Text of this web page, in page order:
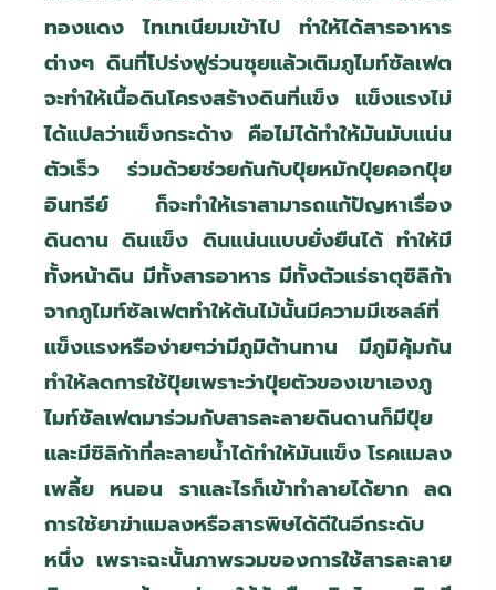
ทองแดง ไทเทเนียมเข้าไป ทำให้ได้สารอาหาร
ต่างๆ ดินที่โปร่งฟูร่วนซุยแล้วเติมภูไมท์ซัลเฟต
จะทำให้เนื้อดินโครงสร้างดินที่แข็ง แข็งแรงไม่
ได้แปลว่าแข็งกระด้าง คือไม่ได้ทำให้มันมับแน่น
ตัวเร็ว ร่วมด้วยช่วยกันกับปุ๋ยหมักปุ๋ยคอกปุ๋ย
อินทรีย์ ก็จะทำให้เราสามารถแก้ปัญหาเรื่อง
ดินดาน ดินแข็ง ดินแน่นแบบยั่งยืนได้ ทำให้มี
ทั้งหน้าดิน มีทั้งสารอาหาร มีทั้งตัวแร่ธาตุซิลิก้า
จากภูไมท์ซัลเฟตทำให้ต้นไม้นั้นมีความมีเซลล์ที่
แข็งแรงหรือง่ายๆว่ามีภูมิต้านทาน มีภูมิคุ้มกัน
ทำให้ลดการใช้ปุ๋ยเพราะว่าปุ๋ยตัวของเขาเองภู
ไมท์ซัลเฟตมาร่วมกับสารละลายดินดานก็มีปุ๋ย
และมีซิลิก้าที่ละลายน้ำได้ทำให้มันแข็ง โรคแมลง
เพลี้ย หนอน ราและไรก็เข้าทำลายได้ยาก ลด
การใช้ยาฆ่าแมลงหรือสารพิษได้ดีในอีกระดับ
หนึ่ง เพราะฉะนั้นภาพรวมของการใช้สารละลาย